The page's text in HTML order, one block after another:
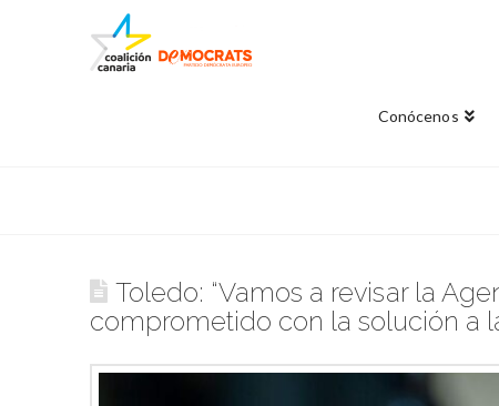
Conócenos
Toledo: “Vamos a revisar la
comprometido con la solución a